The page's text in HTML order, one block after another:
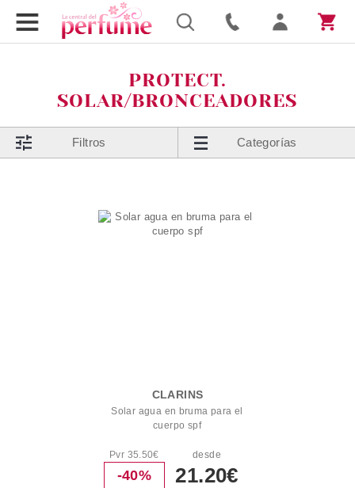
PROTECT.
SOLAR/BRONCEADORES
Filtros Categorías
CLARINS
Solar agua en bruma para el
cuerpo spf
Pvr 35.50€
-40%
desde
21.20€